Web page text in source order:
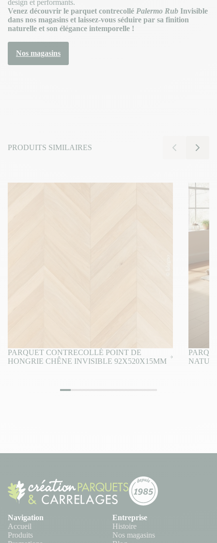
design et performants.
Venez découvrir le parquet contrecollé Palermo Rub Invisible
dans nos magasins et laissez-vous séduire par sa finition
naturelle et son élégance intemporelle !
Nos magasins
PRODUITS SIMILAIRES
PARQUET CONTRECOLLÉ POINT DE
HONGRIE CHÊNE INVISIBLE 92X520X15MM
Navigation
Accueil
Produits
Entreprise
Histoire
Nos magasins